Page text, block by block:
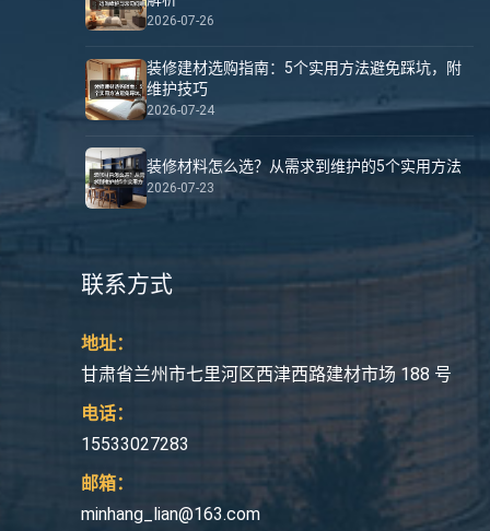
2026-07-26
装修建材选购指南：5个实用方法避免踩坑，附
维护技巧
2026-07-24
装修材料怎么选？从需求到维护的5个实用方法
2026-07-23
联系方式
地址：
甘肃省兰州市七里河区西津西路建材市场 188 号
电话：
15533027283
邮箱：
minhang_lian@163.com